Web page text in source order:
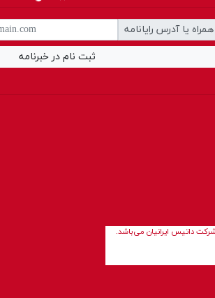
یا آدرس رایانامه
ثبت نام در خبرنامه
داتیس ایرانیان می‌باشد.